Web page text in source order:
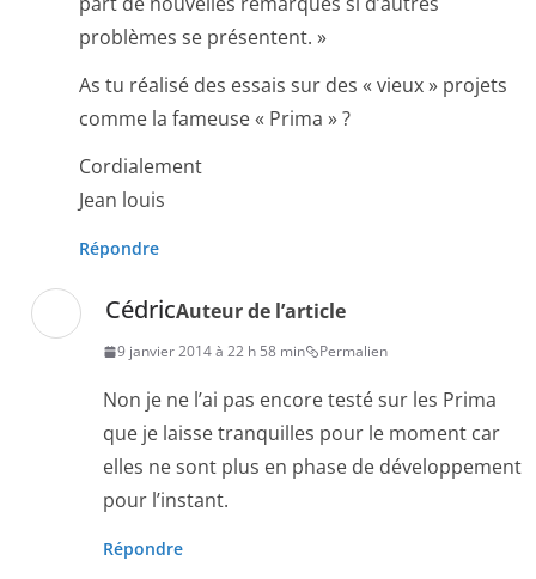
problèmes se présentent. »
As tu réalisé des essais sur des « vieux » projets
comme la fameuse « Prima » ?
Cordialement
Jean louis
Répondre
CédricAuteur de l’article
9 janvier 2014 à 22 h 58 min Permalien
Non je ne l’ai pas encore testé sur les Prima
que je laisse tranquilles pour le moment car
elles ne sont plus en phase de développement
pour l’instant.
Répondre